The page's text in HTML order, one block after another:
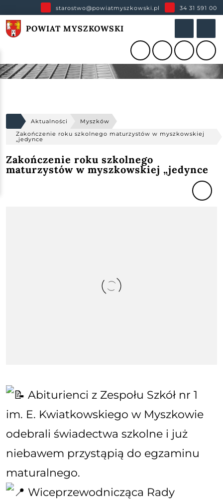
starostwo@powiatmyszkowski.pl 34 31 591 00
POWIAT MYSZKOWSKI
Aktualności
Myszków
Zakończenie roku szkolnego maturzystów w myszkowskiej
„jedynce
Zakończenie roku szkolnego
maturzystów w myszkowskiej „jedynce
Abiturienci z Zespołu Szkół nr 1
im. E. Kwiatkowskiego w Myszkowie
odebrali świadectwa szkolne i już
niebawem przystąpią do egzaminu
maturalnego.
Wiceprzewodnicząca Rady